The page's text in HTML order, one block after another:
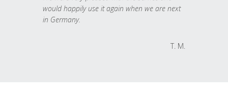
would happily use it again when we are next
in Germany.
T. M.